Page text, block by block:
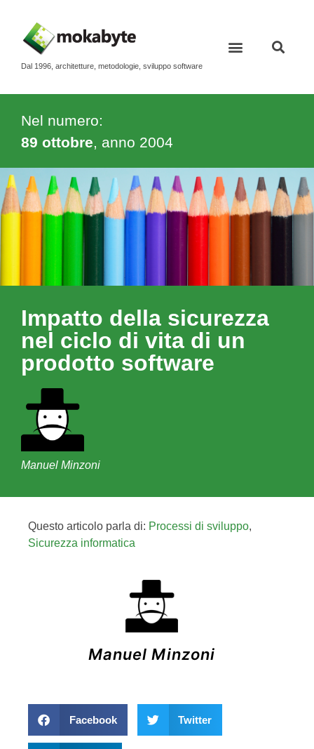
Dal 1996, architetture, metodologie, sviluppo software
Nel numero:
89 ottobre, anno 2004
Impatto della sicurezza
nel ciclo di vita di un
prodotto software
Manuel Minzoni
Questo articolo parla di: Processi di sviluppo,
Sicurezza informatica
Manuel Minzoni
Facebook Twitter